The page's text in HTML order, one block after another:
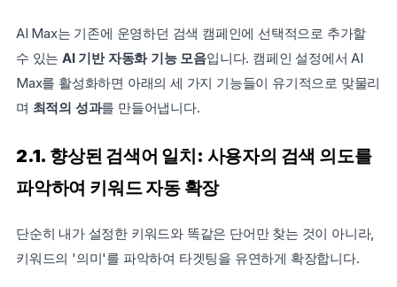
AI Max는 기존에 운영하던 검색 캠페인에 선택적으로 추가할
수 있는 AI 기반 자동화 기능 모음입니다. 캠페인 설정에서 AI
Max를 활성화하면 아래의 세 가지 기능들이 유기적으로 맞물리
며 최적의 성과를 만들어냅니다.
2.1. 향상된 검색어 일치: 사용자의 검색 의도를
파악하여 키워드 자동 확장
단순히 내가 설정한 키워드와 똑같은 단어만 찾는 것이 아니라,
키워드의 '의미'를 파악하여 타겟팅을 유연하게 확장합니다.